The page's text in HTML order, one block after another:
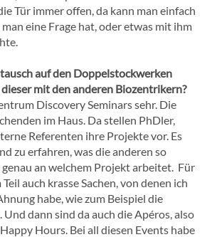
Tür immer offen, da kann man einfach
eine Frage hat, oder etwas mit ihm
auf den Doppelstockwerken
mit den anderen Biozentrikern?
Discovery Seminars sehr. Die
im Haus. Da stellen PhDler,
Referenten ihre Projekte vor. Es
zu erfahren, was die anderen so
genau an welchem Projekt arbeitet. Für
auch krasse Sachen, von denen ich
habe, wie zum Beispiel die
dann sind da auch die Apéros, also
Hours. Bei all diesen Events habe